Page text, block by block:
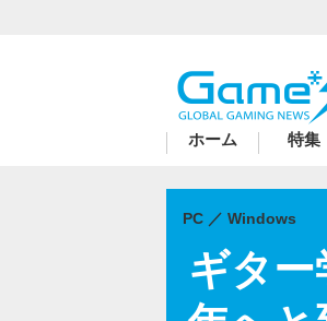
ホーム 特集
ギタ
PC Windows